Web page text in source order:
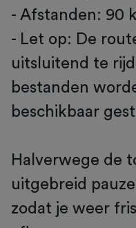
- Afstanden: 90
- Let op: De
uitsluitend te
bestanden
beschikbaar
Halverwege de
uitgebreid
zodat je weer